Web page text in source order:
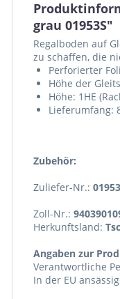
grau 01953S"
Regalboden auf
zu schaffen, die
Perforierter
Höhe der
Höhe: 1HE
Lieferumfang:
Zubehör:
Zuliefer-Nr.:
Zoll-Nr.:
Herkunftsland:
Angaben zur
Verantwortliche
In der EU